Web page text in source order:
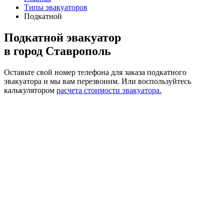
Типы эвакуаторов
Подкатной
Подкатной эвакуатор
в город Ставрополь
Оставьте свой номер телефона для заказа подкатного
эвакуатора и мы вам перезвоним. Или воспользуйтесь
калькулятором расчета стоимости эвакуатора.